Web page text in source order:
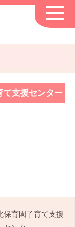
て支援センター
保育園子育て支援